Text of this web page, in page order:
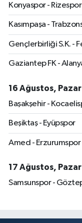
Konyaspor - Rizespor
Kasımpaşa -
Gençlerbirliği S.K. -
Gaziantep FK -
16 Ağustos, Pazar
Başakşehir -
Beşiktaş - Eyüpspor
Amed - Erzurumspor
17 Ağustos,
Samsunspor -